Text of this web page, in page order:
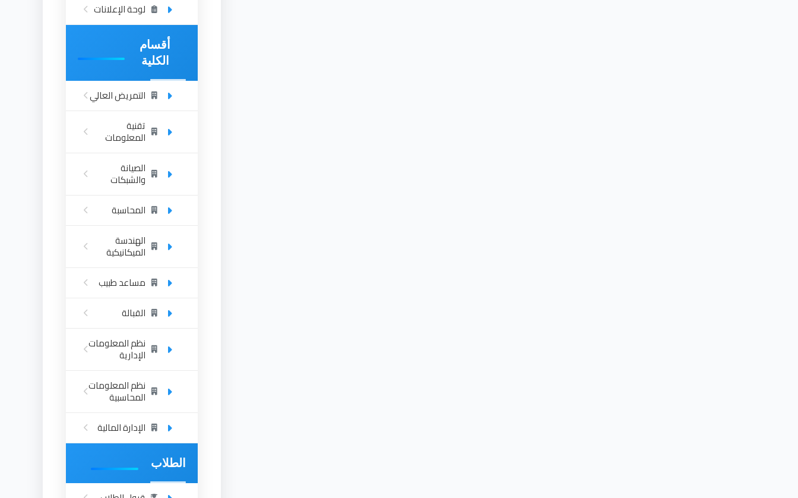
لوحة الإعلانات
أقسام
الكلية
التمريض العالي
تقنية
المعلومات
الصيانة
والشبكات
المحاسبة
الهندسة
الميكانيكية
مساعد طبيب
القبالة
نظم المعلومات
الإدارية
نظم المعلومات
المحاسبية
الإدارة المالية
الطلاب